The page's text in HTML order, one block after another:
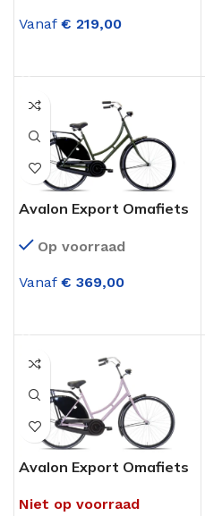
Vanaf € 219,00
Avalon Export Omafiets
Op voorraad
Vanaf € 369,00
Avalon Export Omafiets
Niet op voorraad